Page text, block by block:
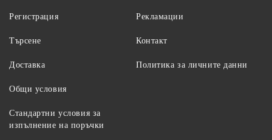
Регистрация
Търсене
Доставка
Рекламации
Контакт
Политика за личните данни
Общи условия
Стандартни условия за
изпълнение на поръчки